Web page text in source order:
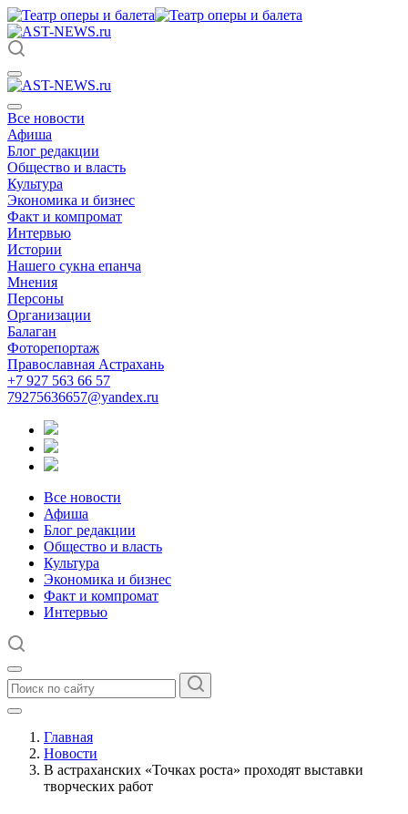
Все новости
Афиша
Блог редакции
Общество и власть
Культура
Экономика и бизнес
Факт и компромат
Интервью
Истории
Нашего сукна епанча
Мнения
Персоны
Организации
Балаган
Фоторепортаж
Православная Астрахань
+7 927 563 66 57
79275636657@yandex.ru
Все новости
Афиша
Блог редакции
Общество и власть
Культура
Экономика и бизнес
Факт и компромат
Интервью
Главная
Новости
В астраханских «Точках роста» проходят выставки
творческих работ